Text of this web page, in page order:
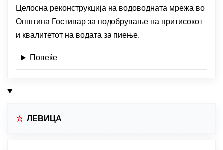
Целосна реконструкција на водоводната мрежа во
Општина Гостивар за подобрување на притисокот
и квалитетот на водата за пиење.
Повеќе
ЛЕВИЦА